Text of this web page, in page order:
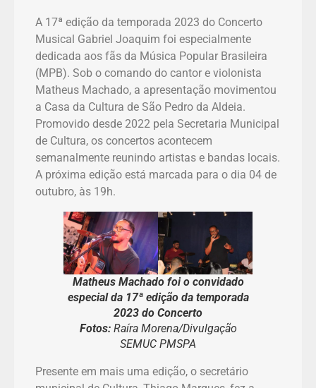
A 17ª edição da temporada 2023 do Concerto
Musical Gabriel Joaquim foi especialmente
dedicada aos fãs da Música Popular Brasileira
(MPB). Sob o comando do cantor e violonista
Matheus Machado, a apresentação movimentou
a Casa da Cultura de São Pedro da Aldeia.
Promovido desde 2022 pela Secretaria Municipal
de Cultura, os concertos acontecem
semanalmente reunindo artistas e bandas locais.
A próxima edição está marcada para o dia 04 de
outubro, às 19h.
Matheus Machado foi o convidado
especial da 17ª edição da temporada
2023 do Concerto
Fotos:Raíra Morena/Divulgação
SEMUC PMSPA
Presente em mais uma edição, o secretário